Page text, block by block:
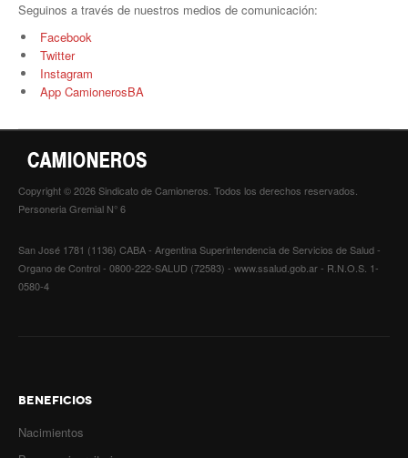
Seguinos a través de nuestros medios de comunicación:
Facebook
Twitter
Instagram
App CamionerosBA
Copyright © 2026 Sindicato de Camioneros. Todos los derechos reservados.
Personeria Gremial N° 6
San José 1781 (1136) CABA - Argentina Superintendencia de Servicios de Salud -
Organo de Control - 0800-222-SALUD (72583) - www.ssalud.gob.ar - R.N.O.S. 1-
0580-4
BENEFICIOS
Nacimientos